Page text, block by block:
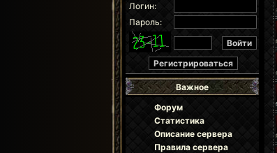
Логин:
Пароль:
Важное
Форум
Статистика
Описание сервера
Правила сервера